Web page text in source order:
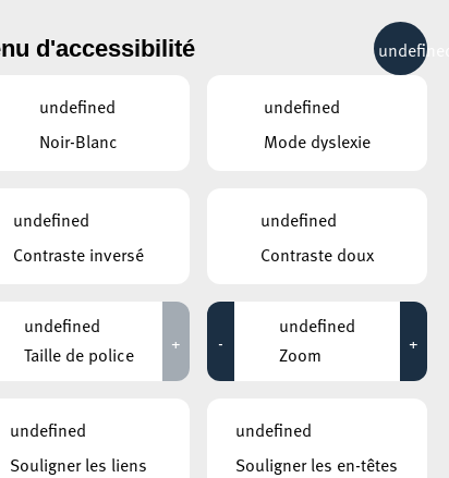
MOBILITÉ
AUTRES ÉVÉNEMENTS
ROCKHAL – ETABLISSEMENT PUBLIC
CENTRE DE MUSIQUES AMPLIFIÉES
Samu Haber
15 octobre 2026
CENTRE CULTUREL KULTURFABRIK ESCH
DJ SET LeGenco
04 septembre 2026
Salon Next Gen
29°C
d'accessibilité
undefined
Noir-Blanc
undefined
Mode dyslexie
undefined
Contraste inversé
undefined
Contraste doux
undefined
Taille de police
+ -
undefined
Zoom
+
undefined
Souligner les liens
undefined
Souligner les en-têtes